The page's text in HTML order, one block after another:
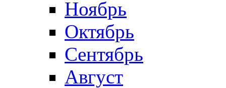
Ноябрь
Октябрь
Сентябрь
Август